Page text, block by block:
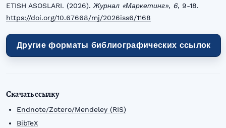
ETISH ASOSLARI. (2026). Журнал «Маркетинг», 6, 9-18.
https://doi.org/10.67668/mj/2026iss6/1168
Другие форматы библиографических ссылок
Скачать ссылку
Endnote/Zotero/Mendeley (RIS)
BibTeX